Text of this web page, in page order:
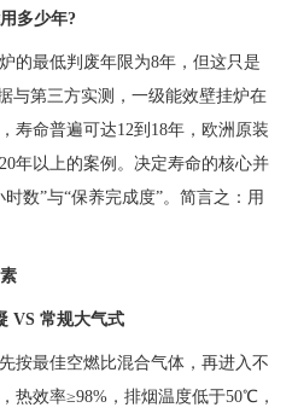
多少年?
最低判废年限为8年，但这只是
与第三方实测，一级能效壁挂炉在
寿命普遍可达12到18年，欧洲原装
年以上的案例。决定寿命的核心并
数”与“保养完成度”。简言之：用
常规大气式
最佳空燃比混合气体，再进入不
热效率≥98%，排烟温度低于50℃，